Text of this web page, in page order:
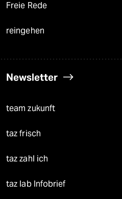
Freie Rede
reingehen
Newsletter
team zukunft
taz frisch
taz zahl ich
taz lab Infobrief